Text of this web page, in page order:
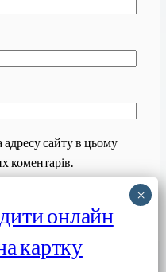
адресу сайту в цьому
коментарів.
Завантажити
онлайн
картку